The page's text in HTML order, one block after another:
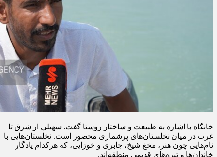
خانگاه با اشاره به طبیعت و ساختار روستا گفت: سهیلی از شرق تا
غرب در میان نخلستان‌های پرشماری محصور است. نخلستان‌هایی با
نام‌هایی چون هنر، مخغ شیخ، جابری و خوزایی، که هرکدام یادگار
خاندان‌ها و تیره‌های قدیمی منطقه‌اند.